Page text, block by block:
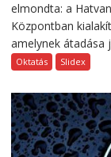
elmondta: a
Központban
amelynek átadása
Oktatás Slidex